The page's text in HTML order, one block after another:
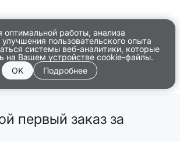
оптимальной работы, анализа
пользовательского опыта
системы веб-аналитики, которые
на Вашем устройстве cookie-файлы.
OK
Подробнее
первый заказ за